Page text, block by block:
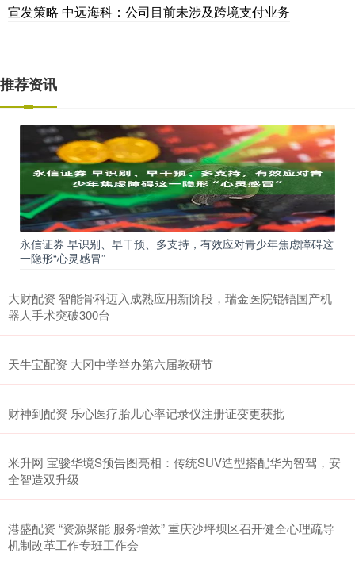
宣发策略 中远海科：公司目前未涉及跨境支付业务
推荐资讯
永信证券 早识别、早干预、多支持，有效应对青少年焦虑障碍这
一隐形“心灵感冒”
大财配资 智能骨科迈入成熟应用新阶段，瑞金医院锟铻国产机
器人手术突破300台
天牛宝配资 大冈中学举办第六届教研节
财神到配资 乐心医疗胎儿心率记录仪注册证变更获批
米升网 宝骏华境S预告图亮相：传统SUV造型搭配华为智驾，安
全智造双升级
港盛配资 “资源聚能 服务增效” 重庆沙坪坝区召开健全心理疏导
机制改革工作专班工作会